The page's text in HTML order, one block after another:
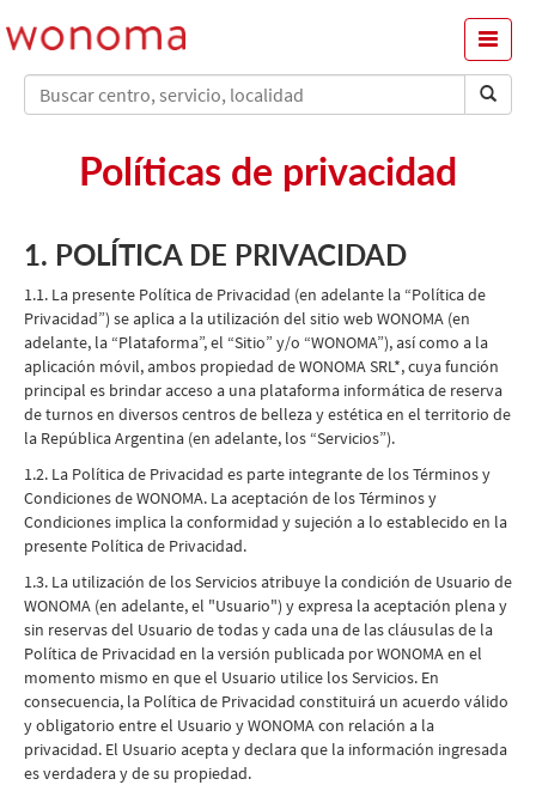
Menu
Políticas de privacidad
1. POLÍTICA DE PRIVACIDAD
1.1. La presente Política de Privacidad (en adelante la “Política de
Privacidad”) se aplica a la utilización del sitio web WONOMA (en
adelante, la “Plataforma”, el “Sitio” y/o “WONOMA”), así como a la
aplicación móvil, ambos propiedad de WONOMA SRL*, cuya función
principal es brindar acceso a una plataforma informática de reserva
de turnos en diversos centros de belleza y estética en el territorio de
la República Argentina (en adelante, los “Servicios”).
1.2. La Política de Privacidad es parte integrante de los Términos y
Condiciones de WONOMA. La aceptación de los Términos y
Condiciones implica la conformidad y sujeción a lo establecido en la
presente Política de Privacidad.
1.3. La utilización de los Servicios atribuye la condición de Usuario de
WONOMA (en adelante, el "Usuario") y expresa la aceptación plena y
sin reservas del Usuario de todas y cada una de las cláusulas de la
Política de Privacidad en la versión publicada por WONOMA en el
momento mismo en que el Usuario utilice los Servicios. En
consecuencia, la Política de Privacidad constituirá un acuerdo válido
y obligatorio entre el Usuario y WONOMA con relación a la
privacidad. El Usuario acepta y declara que la información ingresada
es verdadera y de su propiedad.